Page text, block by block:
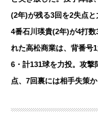
(2年)が残る3回を2失点と
4番石川瑛貴(2年)が4打
れた高松商業は、背番号
6・計131球を力投。攻
点、7回裏には相手失策